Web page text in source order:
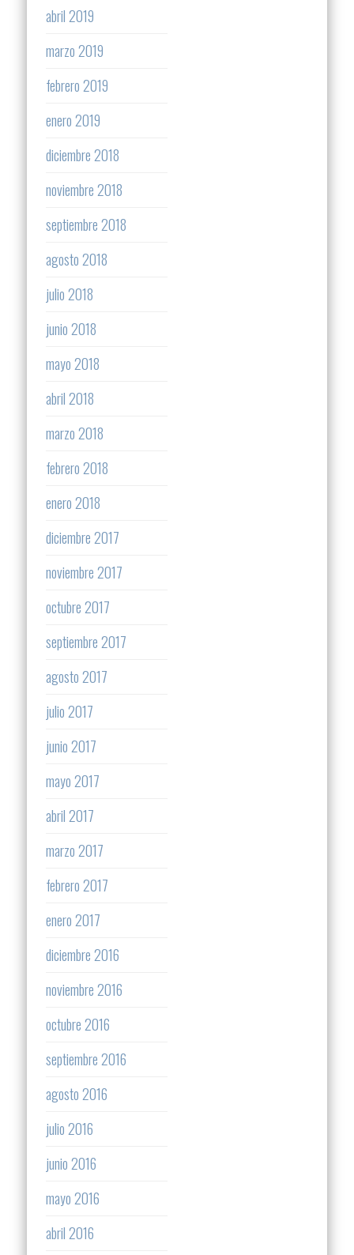
abril 2019
marzo 2019
febrero 2019
enero 2019
diciembre 2018
noviembre 2018
septiembre 2018
agosto 2018
julio 2018
junio 2018
mayo 2018
abril 2018
marzo 2018
febrero 2018
enero 2018
diciembre 2017
noviembre 2017
octubre 2017
septiembre 2017
agosto 2017
julio 2017
junio 2017
mayo 2017
abril 2017
marzo 2017
febrero 2017
enero 2017
diciembre 2016
noviembre 2016
octubre 2016
septiembre 2016
agosto 2016
julio 2016
junio 2016
mayo 2016
abril 2016